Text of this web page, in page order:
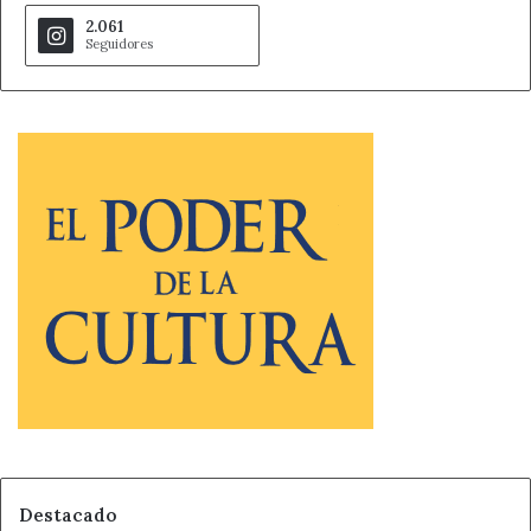
embolsamientos.
que permanece cerrado por riesgo de aludes de nieve.
Todo el operativo ha estado activo en las últimas jornadas
trabajando de forma continuada, con 450 máquinas
quitanieves y cerca de 3.000 personas trabajando en el
operativo invernal.
2.061
Seguidores
Destacado